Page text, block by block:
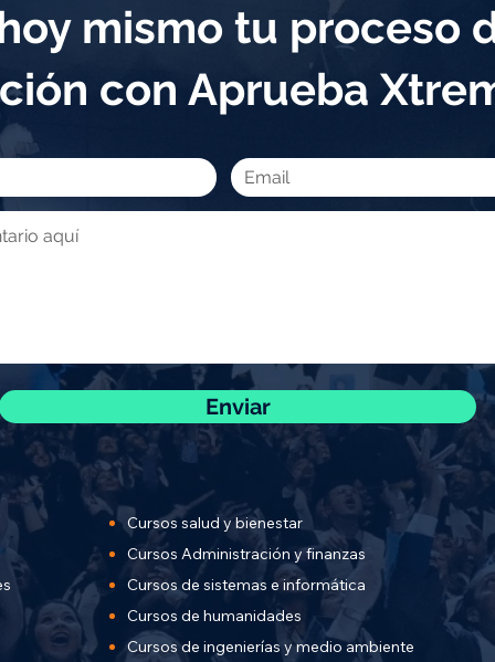
mismo tu proceso
con Aprueba
Enviar
Cursos salud y bienestar
Cursos Administración y finanzas
Cursos de sistemas e informática
Cursos de humanidades
Cursos de ingenierías ymedio ambiente